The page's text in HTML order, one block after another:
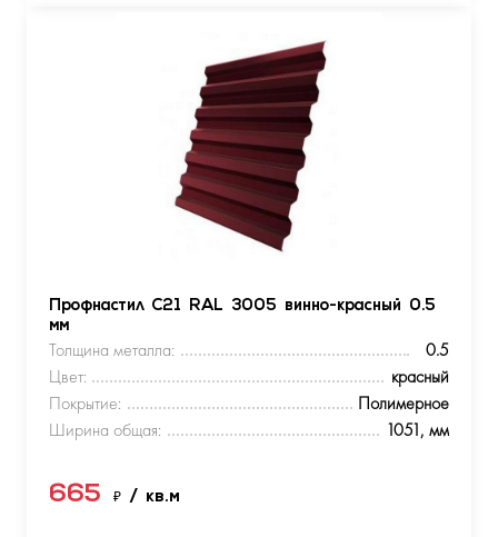
Профнастил С21 RAL 3005 винно-красный 0.5
мм
Толщина металла:
0.5
Цвет:
красный
Покрытие:
Полимерное
Ширина общая:
1051, мм
665 ₽ / кв.м